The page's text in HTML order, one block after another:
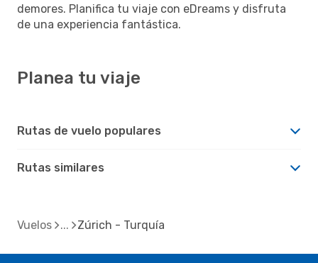
demores. Planifica tu viaje con eDreams y disfruta
de una experiencia fantástica.
Planea tu viaje
Rutas de vuelo populares
Rutas similares
Vuelos Zúrich - Turquía